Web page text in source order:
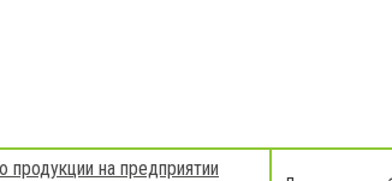
на предприятии